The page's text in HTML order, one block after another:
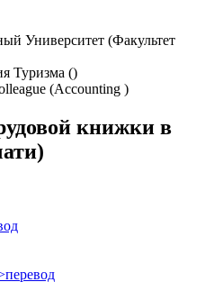
Университет (Факультет
Туризма ()
(Accounting )
книжки в